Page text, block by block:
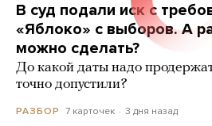
В суд подали иск с
«Яблоко» с выборов. А
можно сделать?
До какой даты надо
точно допустили?
РАЗБОР 7 карточек 3 дня назад